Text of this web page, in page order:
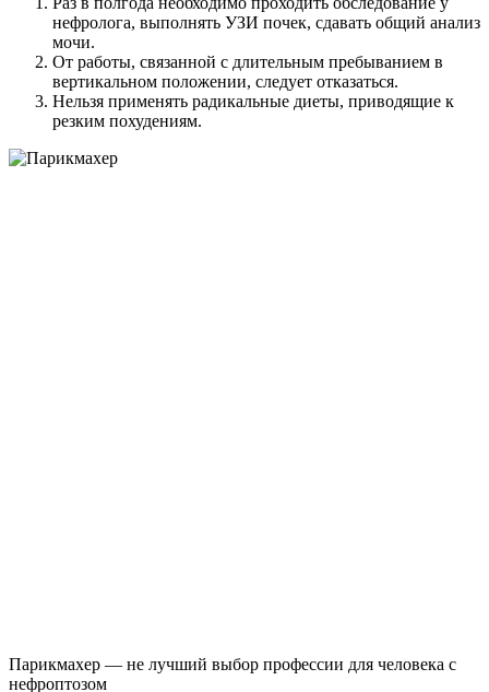
нефролога, выполнять УЗИ почек, сдавать общий анализ
мочи.
От работы, связанной с длительным пребыванием в
вертикальном положении, следует отказаться.
Нельзя применять радикальные диеты, приводящие к
резким похудениям.
Парикмахер — не лучший выбор профессии для человека с
нефроптозом